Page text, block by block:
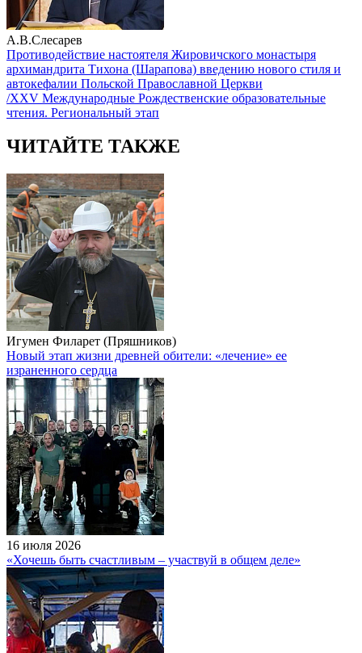
А.В.Слесарев
Противодействие настоятеля Жировичского монастыря
архимандрита Тихона (Шарапова) введению нового стиля и
автокефалии Польской Православной Церкви
/XXV Международные Рождественские образовательные
чтения. Региональный этап
ЧИТАЙТЕ ТАКЖЕ
Игумен Филарет (Пряшников)
Новый этап жизни древней обители: «лечение» ее
израненного сердца
16 июля 2026
«Хочешь быть счастливым – участвуй в общем деле»